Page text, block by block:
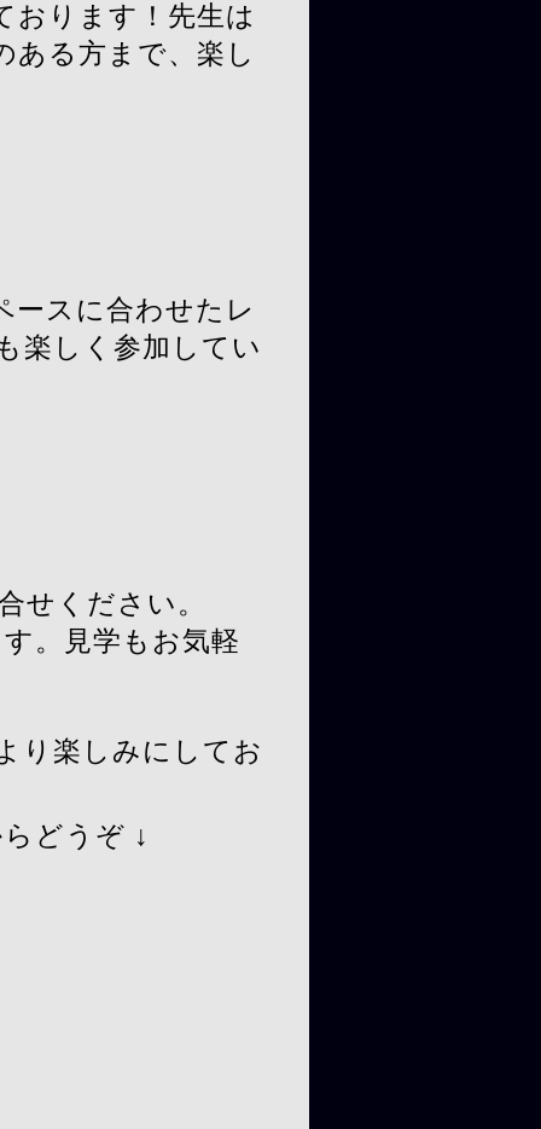
おります！先生は
ある方まで、楽し
ースに合わせたレ
楽しく参加してい
せください。
。見学もお気軽
り楽しみにしてお
どうぞ ↓